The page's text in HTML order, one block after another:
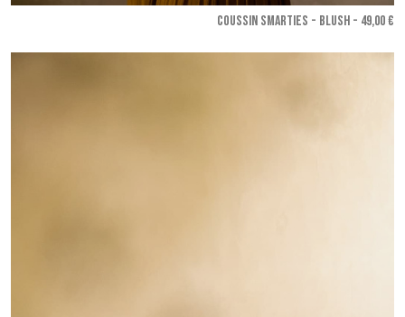
COUSSIN SMARTIES - Blush - 49,00 €